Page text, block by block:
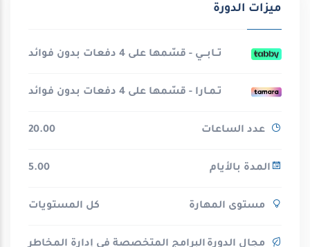
ميزات الدورة
تــابـــي - قسّمها على 4 دفعات بدون فوائد
تـمـارا - قسّمها على 4 دفعات بدون فوائد
عدد الساعات 20.00
المدة بالأيام 5.00
مستوى المهارة كل المستويات
مجال الدورة البرامج المتخصصة في إدارة المخاطر